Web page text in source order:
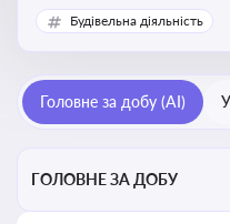
здійснення та введення в
будівництва
Будівельна діяльність
Головне за добу (AI)
ГОЛОВНЕ ЗА ДОБУ